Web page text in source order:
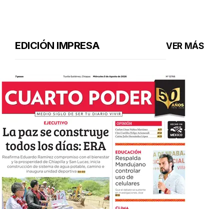
EDICIÓN IMPRESA VER MÁS